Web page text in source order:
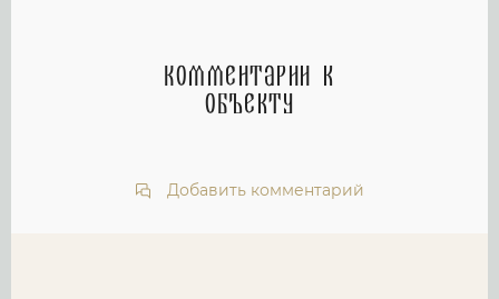
Комментарии к
объекту
Добавить комментарий